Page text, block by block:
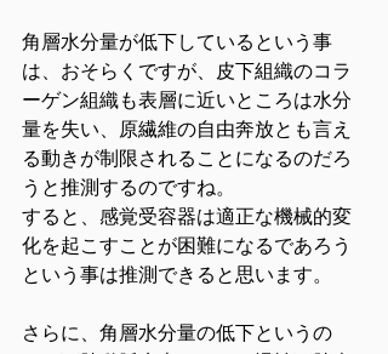
角層水分量が低下しているという事
は、おそらくですが、皮下組織のコラ
ーゲン組織も表層に近いところは水分
量を失い、原繊維の自由奔放とも言え
る動きが制限されることになるのだろ
うと推測するのですね。
すると、感覚受容器は適正な機械的変
化を起こすことが困難になるであろう
という事は推測できると思います。
さらに、角層水分量の低下というの